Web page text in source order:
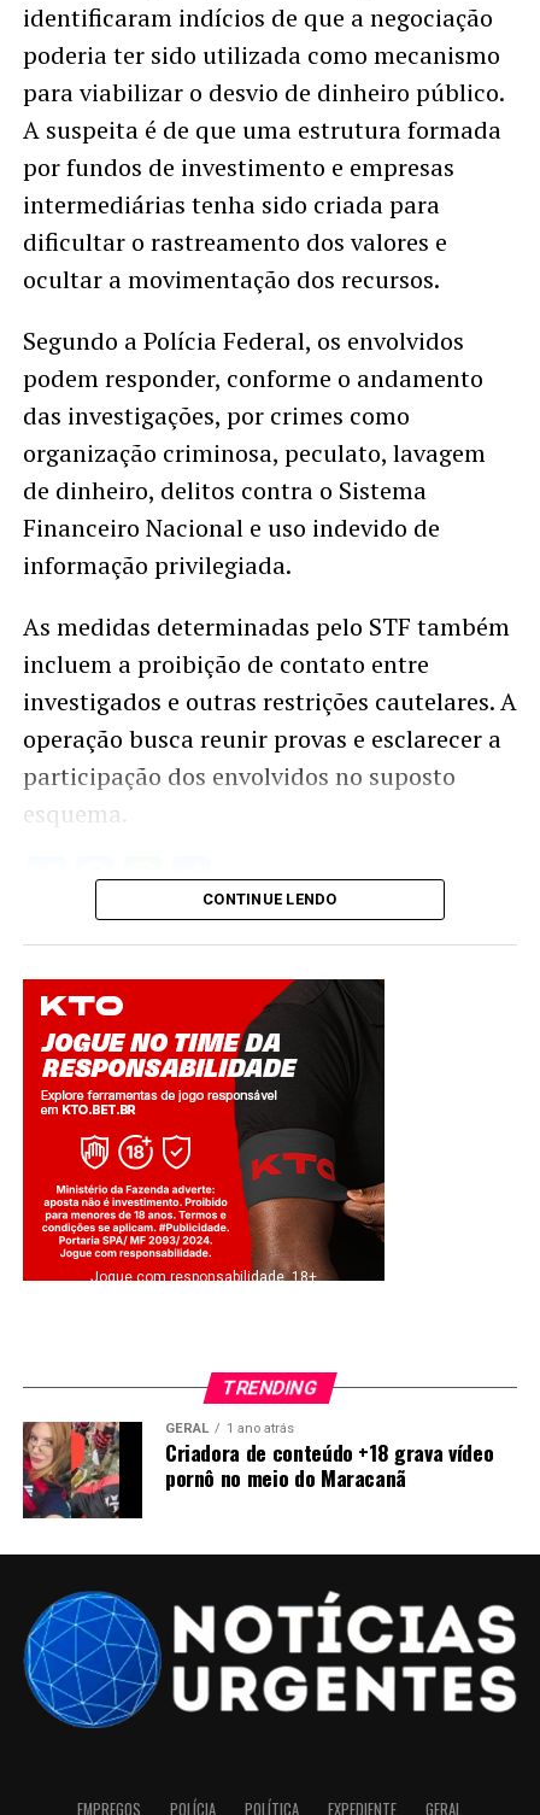
identificaram indícios de que a negociação
poderia ter sido utilizada como mecanismo
para viabilizar o desvio de dinheiro público.
A suspeita é de que uma estrutura formada
por fundos de investimento e empresas
intermediárias tenha sido criada para
dificultar o rastreamento dos valores e
ocultar a movimentação dos recursos.
Segundo a Polícia Federal, os envolvidos
podem responder, conforme o andamento
das investigações, por crimes como
organização criminosa, peculato, lavagem
de dinheiro, delitos contra o Sistema
Financeiro Nacional e uso indevido de
informação privilegiada.
As medidas determinadas pelo STF também
incluem a proibição de contato entre
investigados e outras restrições cautelares. A
operação busca reunir provas e esclarecer a
participação dos envolvidos no suposto
esquema.
Twitter
Facebook
WhatsApp
Share
CONTINUE LENDO
Jogue com responsabilidade. 18+
TRENDING
GERAL 1 ano atrás
Criadora de conteúdo +18 grava vídeo
pornô no meio do Maracanã
EMPREGOS POLÍCIA POLÍTICA EXPEDIENTE GERAL